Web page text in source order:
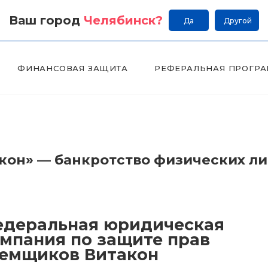
Ваш город Челябинск? Да Другой
ФИНАНСОВАЯ ЗАЩИТА РЕФЕРАЛЬНАЯ
— банкротство физических
юридическая
по защите прав
Витакон